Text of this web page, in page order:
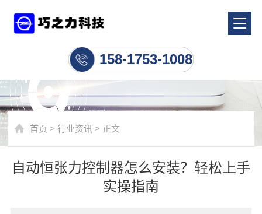
158-1753-1008
首页 >行业资讯 > 正文
自动恒张力控制器怎么安装？轻松上手
实操指南